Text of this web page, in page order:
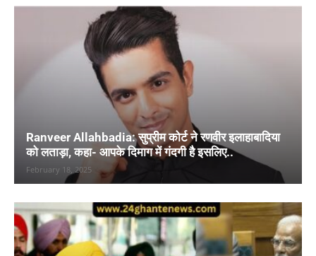
Ranveer Allahbadia: सुप्रीम कोर्ट ने रणवीर इलाहाबादिया
को लताड़ा, कहा- आपके दिमाग में गंदगी है इसलिए..
February 18, 2025